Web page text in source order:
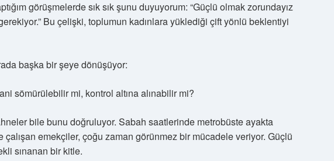
görüşmelerde sık sık şunu duyuyorum: “Güçlü olmak zorundayız
Bu çelişki, toplumun kadınlara yüklediği çift yönlü beklentiyi
başka bir şeye dönüşüyor:
sömürülebilir mi, kontrol altına alınabilir mi?
bile bunu doğruluyor. Sabah saatlerinde metrobüste ayakta
çalışan emekçiler, çoğu zaman görünmez bir mücadele veriyor. Güçlü
sınanan bir kitle.